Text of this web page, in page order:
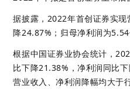
据披露，2022年首创证券实
降24.87%；归母净利润为5.54
根据中国证券业协会统计，
比下降21.38%，净利润同比
营业收入、净利润降幅均大于